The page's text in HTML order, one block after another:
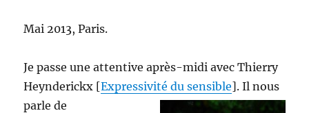
Mai 2013, Paris.
Je passe une attentive après-midi avec Thierry
Heynderickx [Expressivité du sensible].Il nous
parle de